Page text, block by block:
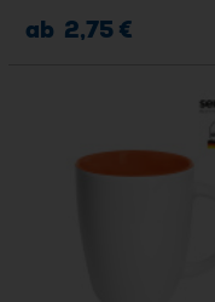
ab 2,75 €